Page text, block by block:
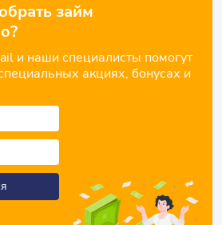
займ
и наши специалисты помогут
акциях, бонусах и